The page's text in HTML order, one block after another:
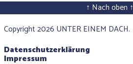
↑ Nach oben ↑
Copyright 2026 UNTER EINEM DACH.
Datenschutzerklärung
Impressum